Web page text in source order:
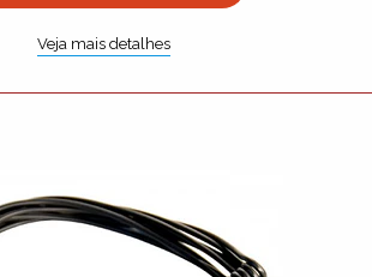
Veja mais detalhes